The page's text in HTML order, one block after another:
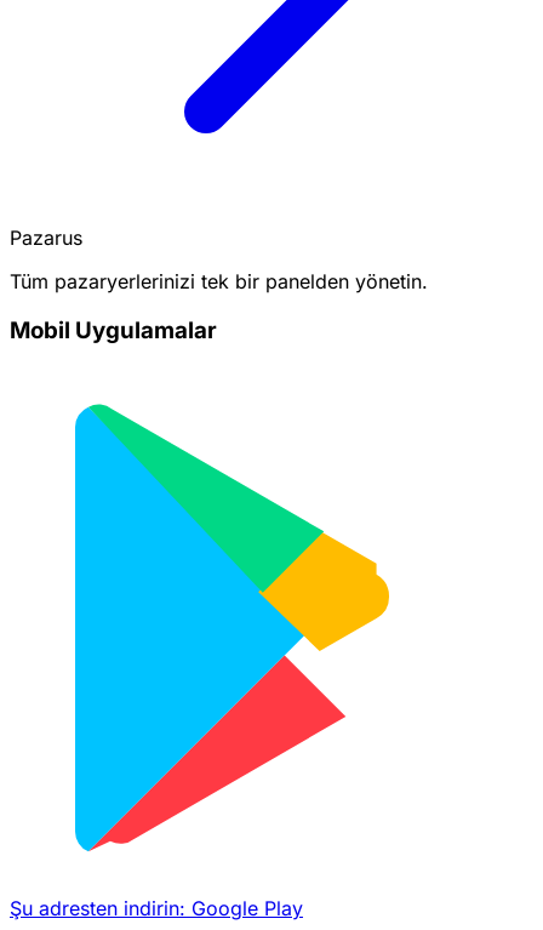
Pazarus
Tüm pazaryerlerinizi tek bir panelden yönetin.
Mobil Uygulamalar
Şu adresten indirin: Google Play